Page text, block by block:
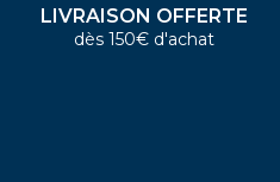
LIVRAISON OFFERTE
dès 150€ d'achat